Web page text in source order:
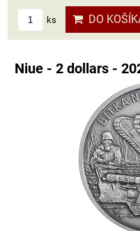
ks DO
Niue - 2 dollars -